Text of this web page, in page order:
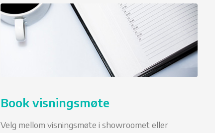
Book visningsmøte
Velg mellom visningsmøte i showroomet eller